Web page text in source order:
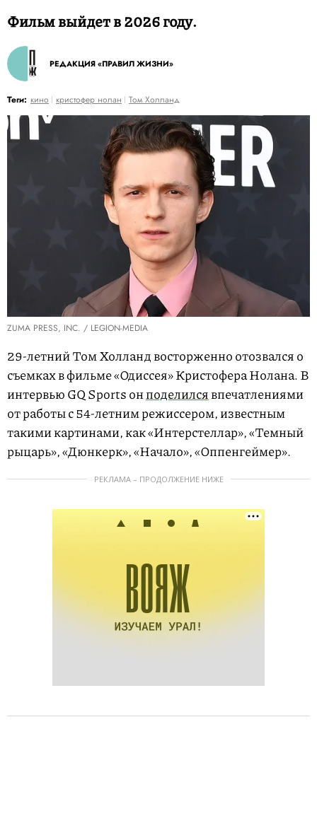
Фильм выйдет в 2026 году.
РЕДАКЦИЯ «ПРАВИЛ ЖИЗНИ»
Теги: кино кристофер нолан Том Холланд
ZUMA PRESS, INC. / LEGION-MEDIA
29-летний Том Холланд восторженно отозвался о
съемках в фильме «Одиссея» Кристофера Нолана. В
интервью GQ Sports онподелилсявпечатлениями
от работы с 54-летним режиссером, известным
такими картинами, как «Интерстеллар», «Темный
рыцарь», «Дюнкерк», «Начало», «Оппенгеймер».
РЕКЛАМА – ПРОДОЛЖЕНИЕ НИЖЕ